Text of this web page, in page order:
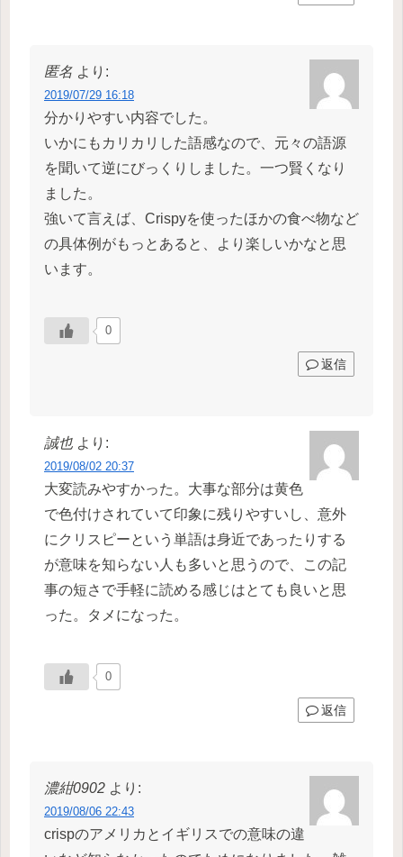
匿名 より:
2019/07/29 16:18
分かりやすい内容でした。
いかにもカリカリした語感なので、元々の語源
を聞いて逆にびっくりしました。一つ賢くなり
ました。
強いて言えば、Crispyを使ったほかの食べ物など
の具体例がもっとあると、より楽しいかなと思
います。
0
返信
誠也 より:
2019/08/02 20:37
大変読みやすかった。大事な部分は黄色
で色付けされていて印象に残りやすいし、意外
にクリスピーという単語は身近であったりする
が意味を知らない人も多いと思うので、この記
事の短さで手軽に読める感じはとても良いと思
った。タメになった。
0
返信
濃紺0902 より:
2019/08/06 22:43
crispのアメリカとイギリスでの意味の違